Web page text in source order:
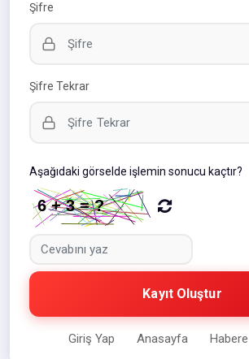
Şifre
Şifre Tekrar
Aşağıdaki görselde işlemin sonucu kaçtır?
Kayıt Oluştur
Giriş Yap Anasayfa